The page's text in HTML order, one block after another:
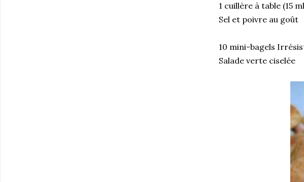
1 cuillère à table (15
Sel et poivre au goût
10 mini-bagels
Salade verte ciselée